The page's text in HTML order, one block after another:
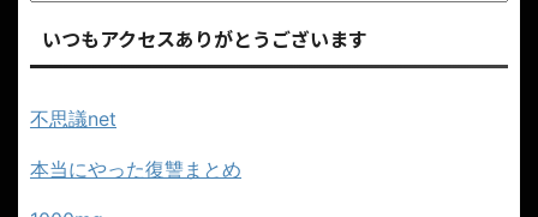
いつもアクセスありがとうございます
不思議net
本当にやった復讐まとめ